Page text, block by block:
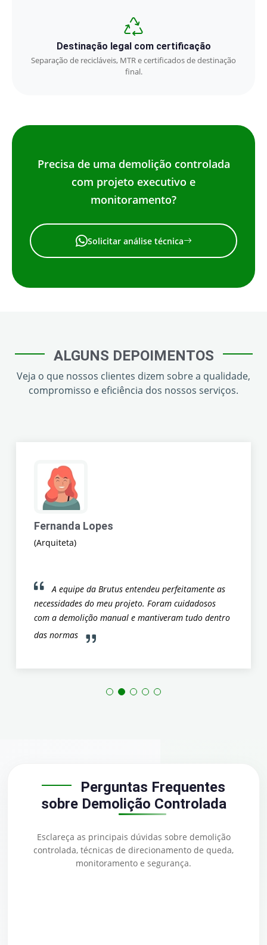
Destinação legal com certificação
Separação de recicláveis, MTR e certificados de destinação
final.
Precisa de uma demolição controlada
com projeto executivo e
monitoramento?
Solicitar análise técnica
ALGUNS DEPOIMENTOS
Veja o que nossos clientes dizem sobre a qualidade,
compromisso e eficiência dos nossos serviços.
Fernanda Lopes
(Arquiteta)
A equipe da Brutus entendeu perfeitamente as
necessidades do meu projeto. Foram cuidadosos
com a demolição manual e mantiveram tudo dentro
das normas
Perguntas Frequentes
sobre Demolição Controlada
Esclareça as principais dúvidas sobre demolição
controlada, técnicas de direcionamento de queda,
monitoramento e segurança.